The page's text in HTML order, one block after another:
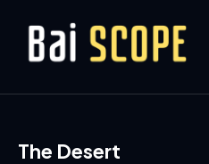
The Desert